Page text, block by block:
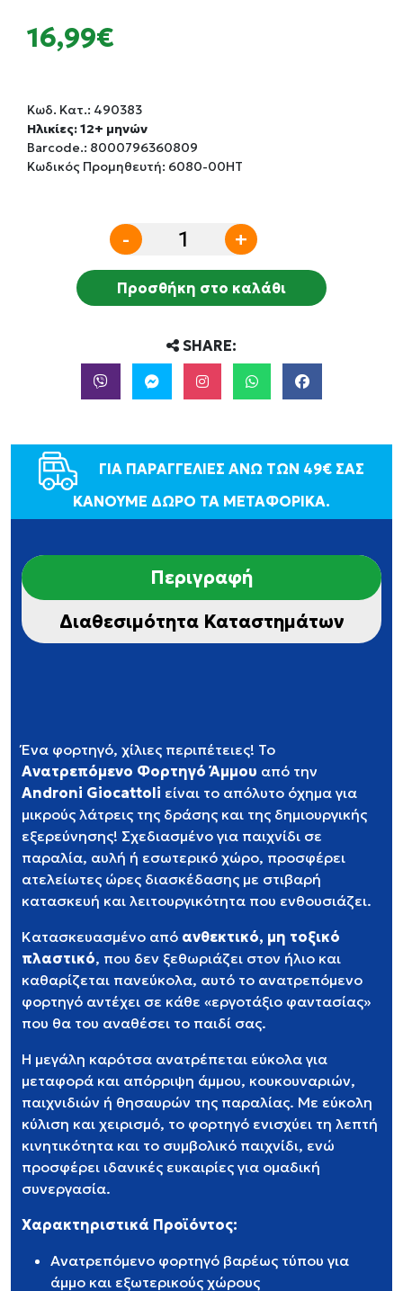
16,99€
Κωδ. Κατ.: 490383
Ηλικίες: 12+ μηνών
Barcode.: 8000796360809
Κωδικός Προμηθευτή: 6080-00HT
- +
Προσθήκη στο καλάθι
SHARE:
ΓΙΑ ΠΑΡΑΓΓΕΛΙΕΣ ΑΝΩ ΤΩΝ 49€ ΣΑΣ
ΚΑΝΟΥΜΕ ΔΩΡΟ ΤΑ ΜΕΤΑΦΟΡΙΚΑ.
Περιγραφή
Διαθεσιμότητα Καταστημάτων
Ένα φορτηγό, χίλιες περιπέτειες! Το
Ανατρεπόμενο Φορτηγό Άμμου από την
Androni Giocattoli είναι το απόλυτο όχημα για
μικρούς λάτρεις της δράσης και της δημιουργικής
εξερεύνησης! Σχεδιασμένο για παιχνίδι σε
παραλία, αυλή ή εσωτερικό χώρο, προσφέρει
ατελείωτες ώρες διασκέδασης με στιβαρή
κατασκευή και λειτουργικότητα που ενθουσιάζει.
Κατασκευασμένο από ανθεκτικό, μη τοξικό
πλαστικό, που δεν ξεθωριάζει στον ήλιο και
καθαρίζεται πανεύκολα, αυτό το ανατρεπόμενο
φορτηγό αντέχει σε κάθε «εργοτάξιο φαντασίας»
που θα του αναθέσει το παιδί σας.
Η μεγάλη καρότσα ανατρέπεται εύκολα για
μεταφορά και απόρριψη άμμου, κουκουναριών,
παιχνιδιών ή θησαυρών της παραλίας. Με εύκολη
κύλιση και χειρισμό, το φορτηγό ενισχύει τη λεπτή
κινητικότητα και το συμβολικό παιχνίδι, ενώ
προσφέρει ιδανικές ευκαιρίες για ομαδική
συνεργασία.
Χαρακτηριστικά Προϊόντος:
Ανατρεπόμενο φορτηγό βαρέως τύπου για
άμμο και εξωτερικούς χώρους